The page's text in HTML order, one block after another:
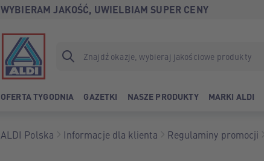
WYBIERAM JAKOŚĆ, UWIELBIAM SUPER CENY
OFERTA TYGODNIA GAZETKI NASZE PRODUKTY MARKI ALDI
ALDI Polska Informacje dla klienta Regulaminy promocji